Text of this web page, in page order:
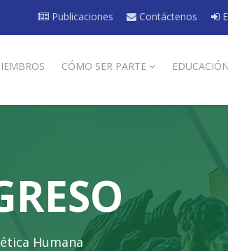
Publicaciones Contáctenos
CÓMO SER PARTE EDUCACIÓN
Humana